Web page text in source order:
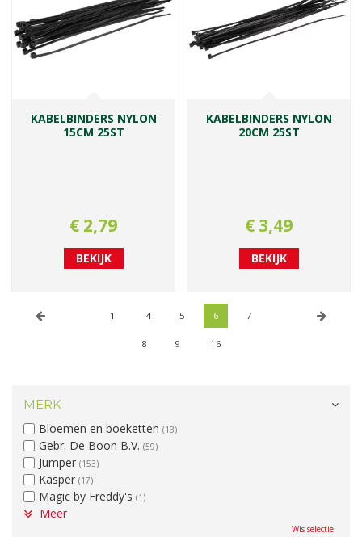
KABELBINDERS NYLON
15CM 25ST
€ 2,79
BEKIJK
KABELBINDERS NYLON
20CM 25ST
€ 3,49
BEKIJK
1 4 5 6 7
8 9 16
MERK
Bloemen en boeketten (13)
Gebr. De Boon B.V. (59)
Jumper (153)
Kasper (17)
Magic by Freddy's (1)
Meer
Wis selectie